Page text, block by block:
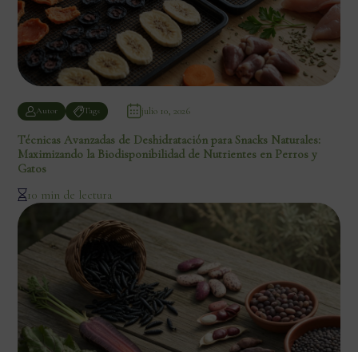
Autor Tags julio 10, 2026
Técnicas Avanzadas de Deshidratación para Snacks Naturales:
Maximizando la Biodisponibilidad de Nutrientes en Perros y
Gatos
10 min de lectura